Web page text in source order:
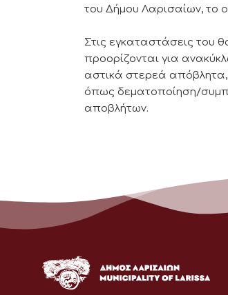
του Δήμου Λαρισαίων, το
Στις εγκαταστάσεις του
προορίζονται για
αστικά στερεά
όπως δεματοποίηση/
αποβλήτων.